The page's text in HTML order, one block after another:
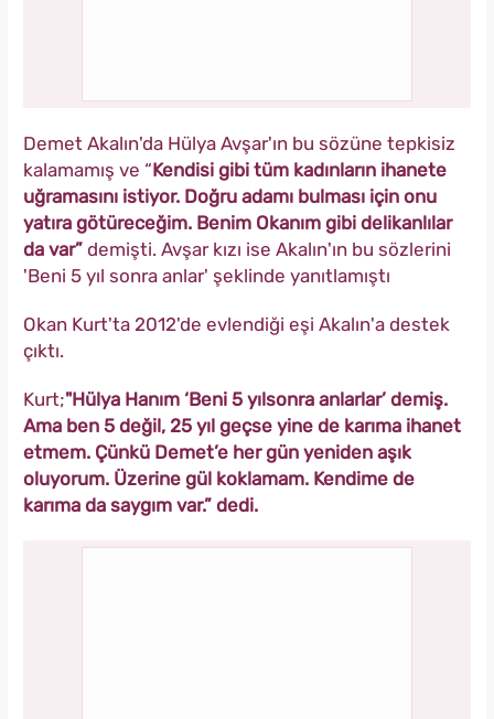
Demet Akalın'da Hülya Avşar'ın bu sözüne tepkisiz
kalamamış ve “Kendisi gibi tüm kadınların ihanete
uğramasını istiyor. Doğru adamı bulması için onu
yatıra götüreceğim. Benim Okanım gibi delikanlılar
da var” demişti. Avşar kızı ise Akalın'ın bu sözlerini
'Beni 5 yıl sonra anlar' şeklinde yanıtlamıştı
Okan Kurt'ta 2012'de evlendiği eşi Akalın'a destek
çıktı.
Kurt;"Hülya Hanım ‘Beni 5 yılsonra anlarlar’ demiş.
Ama ben 5 değil, 25 yıl geçse yine de karıma ihanet
etmem. Çünkü Demet’e her gün yeniden aşık
oluyorum. Üzerine gül koklamam. Kendime de
karıma da saygım var.” dedi.